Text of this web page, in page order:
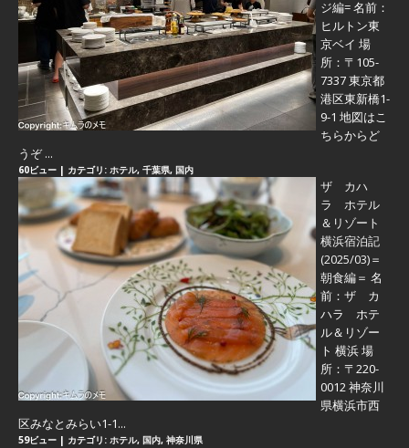
ジ編=名前：
ヒルトン東
京ベイ 場
所：〒105-
7337 東京都
港区東新橋1-
9-1 地図はこ
ちらからど
うぞ ...
60ビュー | カテゴリ: ホテル, 千葉県, 国内
ザ カハ
ラ ホテル
＆リゾート
横浜宿泊記
(2025/03)＝
朝食編＝ 名
前：ザ カ
ハラ ホテ
ル＆リゾー
ト 横浜 場
所：〒220-
0012 神奈川
県横浜市西
区みなとみらい1-1...
59ビュー | カテゴリ: ホテル, 国内, 神奈川県